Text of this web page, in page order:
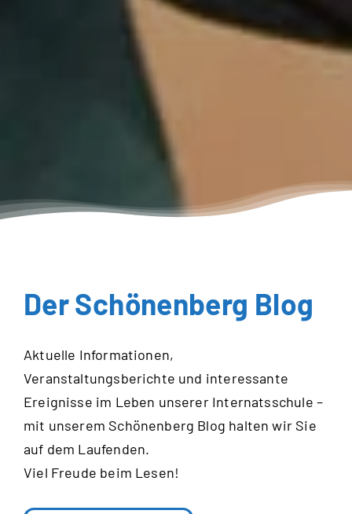
Der Schönenberg Blog
Aktuelle Informationen,
Veranstaltungsberichte und interessante
Ereignisse im Leben unserer Internatsschule –
mit unserem Schönenberg Blog halten wir Sie
auf dem Laufenden.
Viel Freude beim Lesen!